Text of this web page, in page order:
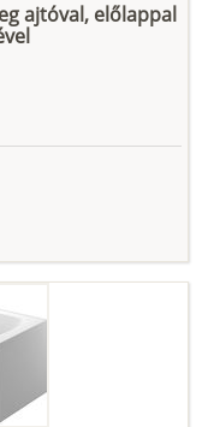
ajtóval, előlappal